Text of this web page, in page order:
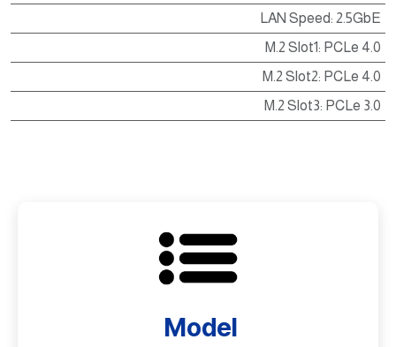
LAN Speed: 2.5GbE
M.2 Slot1: PCLe 4.0
M.2 Slot2: PCLe 4.0
M.2 Slot3: PCLe 3.0
Model